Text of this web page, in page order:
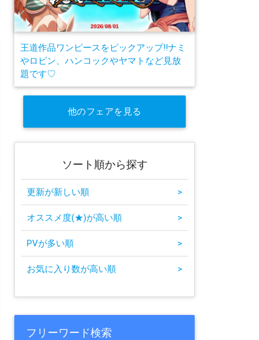
王道作品ワンピースをピックアップ!!ナミ
やロビン、ハンコックやヤマトなど見放
題です♡
他のフェアを見る
ソート順から探す
更新が新しい順 >
オススメ度(★)が高い順 >
PVが多い順 >
お気に入り数が高い順 >
フリーワード検索